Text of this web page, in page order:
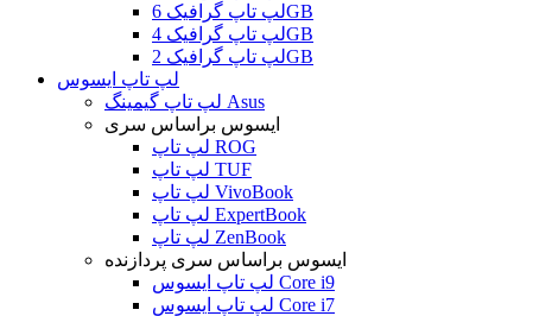
لپ تاپ گرافیک 6GB
لپ تاپ گرافیک 4GB
لپ تاپ گرافیک 2GB
لپ تاپ ایسوس
لپ تاپ گیمینگ Asus
ایسوس براساس سری
لپ تاپ ROG
لپ تاپ TUF
لپ تاپ VivoBook
لپ تاپ ExpertBook
لپ تاپ ZenBook
ایسوس براساس سری پردازنده
لپ تاپ ایسوس Core i9
لپ تاپ ایسوس Core i7